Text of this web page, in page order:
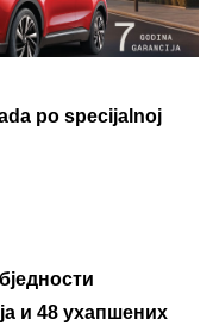
po specijalnoj
и 48 ухапшених